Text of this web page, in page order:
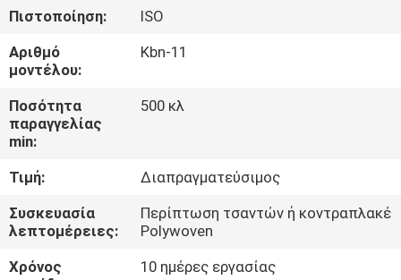
ΠΟΙΟΤΙΚΌΣ
ΈΛΕΓΧΟΣ
ΜΑΣ
ΣΕ
ΕΠΑΦΉ
Πιστοποίηση:
ISO
Αριθμό
μοντέλου:
Kbn-11
Ποσότητα
παραγγελίας
min:
500 κλ
Τιμή:
Διαπραγματεύσιμος
Συσκευασία
λεπτομέρειες:
Περίπτωση τσαντών ή κοντραπλακέ
Polywoven
Χρόνος
10 ημέρες εργασίας